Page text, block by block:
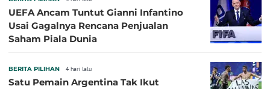
UEFA Ancam Tuntut Gianni Infantino
Usai Gagalnya Rencana Penjualan
Saham Piala Dunia
BERITA PILIHAN 4 hari lalu
Satu Pemain Argentina Tak Ikut